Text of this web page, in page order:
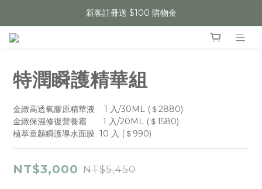
新客註冊送 $100 購物金
特潤瞬護精華組
金緻高透氧膠原精華液    1 入/30ML (＄2880)
金緻保濕修復營養霜       1 入/20ML (＄1580)
植萃童顏瞬護導水面膜  10 入 (＄990)
NT$3,000 NT$5,450